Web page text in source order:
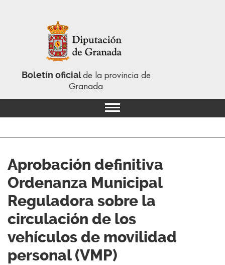
Boletín oficialde la provincia de
Granada
Aprobación definitiva
Ordenanza Municipal
Reguladora sobre la
circulación de los
vehículos de movilidad
personal (VMP)